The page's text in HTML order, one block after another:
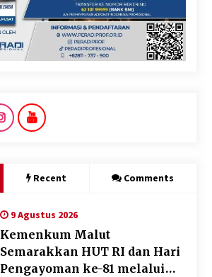
Recent Comments
9 Agustus 2026
Kemenkum Malut
Semarakkan HUT RI dan Hari
Pengayoman ke-81 melalui